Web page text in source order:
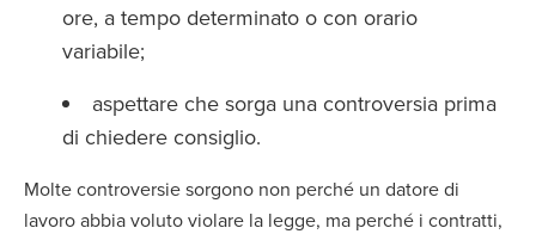
ore, a tempo determinato o con orario
variabile;
aspettare che sorga una controversia prima
di chiedere consiglio.
Molte controversie sorgono non perché un datore di
lavoro abbia voluto violare la legge, ma perché i contratti,